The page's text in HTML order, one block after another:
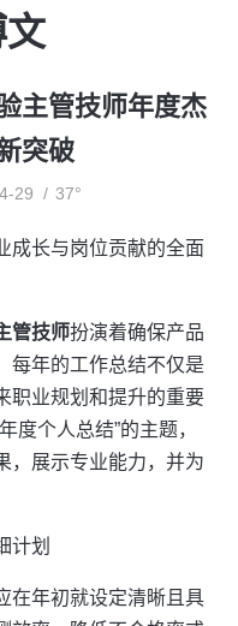
主管技师年度杰
突破
29 37°
成长与岗位贡献的全面
管技师扮演着确保产品
每年的工作总结不仅是
职业规划和提升的重要
度个人总结”的主题，
，展示专业能力，并为
计划
在年初就设定清晰且具